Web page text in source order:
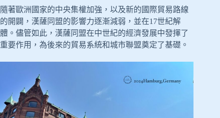
隨著歐洲國家的中央集權加強，以及新的國際貿易路線
的開闢，漢薩同盟的影響力逐漸減弱，並在17世紀解
體。儘管如此，漢薩同盟在中世紀的經濟發展中發揮了
重要作用，為後來的貿易系統和城市聯盟奠定了基礎。